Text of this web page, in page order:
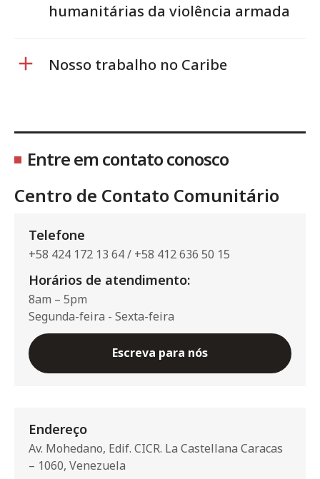
humanitárias da violência armada
Nosso trabalho no Caribe
Entre em contato conosco
Centro de Contato Comunitário
Telefone
+58 424 172 13 64 / +58 412 636 50 15
Horários de atendimento:
8am – 5pm
Segunda-feira - Sexta-feira
Escreva para nós
Endereço
Av. Mohedano, Edif. CICR. La Castellana Caracas
– 1060, Venezuela